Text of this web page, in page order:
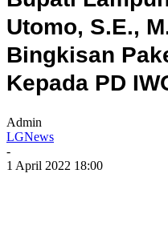
Utomo, S.E.,
Bingkisan
Kepada PD
Admin
LGNews
-
1 April 2022 18:00